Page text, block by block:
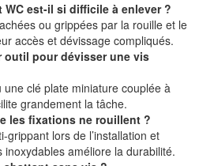
WC est-il si difficile à enlever ?
ou grippées par la rouille et le
accès et dévissage compliqués.
outil pour dévisser une vis
une clé plate miniature couplée à
grandement la tâche.
les fixations ne rouillent ?
grippant lors de l’installation et
inoxydables améliore la durabilité.